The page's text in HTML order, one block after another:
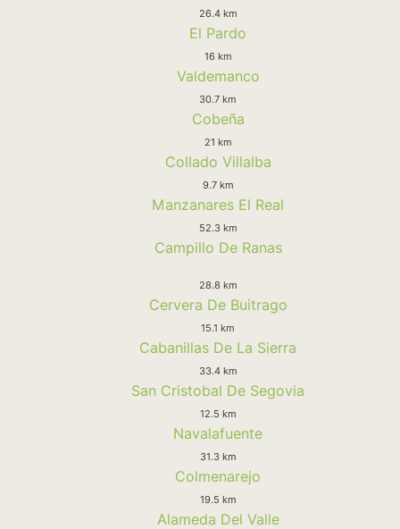
26.4 km
El Pardo
16 km
Valdemanco
30.7 km
Cobeña
21 km
Collado Villalba
9.7 km
Manzanares El Real
52.3 km
Campillo De Ranas
28.8 km
Cervera De Buitrago
15.1 km
Cabanillas De La Sierra
33.4 km
San Cristobal De Segovia
12.5 km
Navalafuente
31.3 km
Colmenarejo
19.5 km
Alameda Del Valle